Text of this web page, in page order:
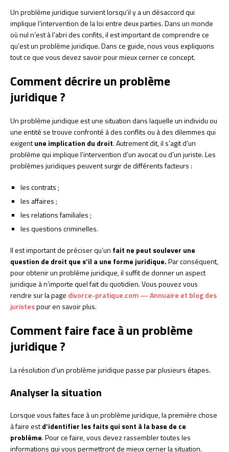
Un problème juridique survient lorsqu’il y a un désaccord qui
implique l’intervention de la loi entre deux parties. Dans un monde
où nul n’est à l’abri des confits, il est important de comprendre ce
qu’est un problème juridique. Dans ce guide, nous vous expliquons
tout ce que vous devez savoir pour mieux cerner ce concept.
Comment décrire un problème
juridique ?
Un problème juridique est une situation dans laquelle un individu ou
une entité se trouve confronté à des conflits ou à des dilemmes qui
exigentune implication du droit. Autrement dit, il s’agit d’un
problème qui implique l’intervention d’un avocat ou d’un juriste. Les
problèmes juridiques peuvent surgir de différents facteurs :
les contrats ;
les affaires ;
les relations familiales ;
les questions criminelles.
Il est important de préciser qu’un fait ne peut soulever une
question de droit que s’il a une forme juridique.Par conséquent,
pour obtenir un problème juridique, il suffit de donner un aspect
juridique à n’importe quel fait du quotidien. Vous pouvez vous
rendre sur la page divorce-pratique.com — Annuaire et blog des
juristespour en savoir plus.
Comment faire face à un problème
juridique ?
La résolution d’un problème juridique passe par plusieurs étapes.
Analyser la situation
Lorsque vous faites face à un problème juridique, la première chose
à faire estd’identifier les faits qui sont à la base de ce
problème. Pour ce faire, vous devez rassembler toutes les
informations qui vous permettront de mieux cerner la situation.